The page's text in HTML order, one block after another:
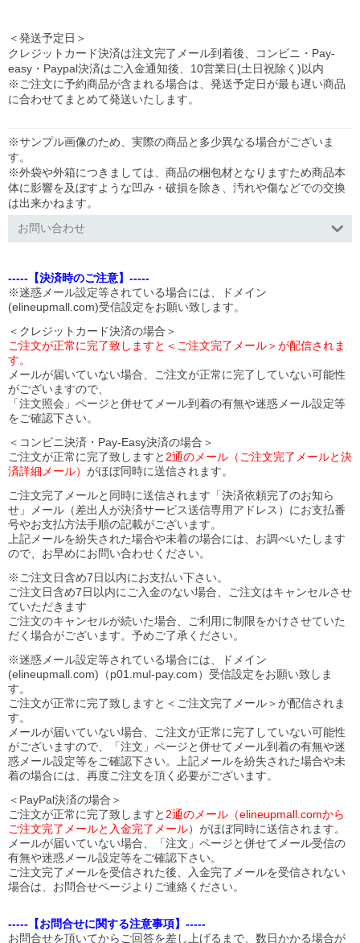
＜発送予定日＞
クレジットカード決済は注文完了メール到着後、コンビニ・Pay-
easy・Paypal決済はご入金通知後、10営業日(土日祝除く)以内
※ご注文に予約商品が含まれる場合は、発送予定日が最も遅い商品
に合わせてまとめて発送いたします。
※サンプル画像のため、実際の商品と多少異なる場合がございま
す。
※外袋や外箱につきましては、商品の梱包材となりますため商品本
体に影響を及ぼすような凹み・破損を除き、汚れや傷などでの交換
は出来かねます。
お問い合わせ
-----【決済時のご注意】-----
※迷惑メール設定等されている場合には、ドメイン
(elineupmall.com)受信設定をお願い致します。
＜クレジットカード決済の場合＞
ご注文が正常に完了致しますと＜ご注文完了メール＞が配信されま
す。
メールが届いていない場合、ご注文が正常に完了していない可能性
がございますので、
「注文照会」ページと併せてメール到着の有無や迷惑メール設定等
をご確認下さい。
＜コンビニ決済・Pay-Easy決済の場合＞
ご注文が正常に完了致しますと 2通のメール（ご注文完了メールと決
済詳細メール） がほぼ同時に送信されます。
ご注文完了メールと同時に送信されます「決済依頼完了のお知ら
せ」メール（差出人が決済サービス送信専用アドレス）にお支払番
号やお支払方法手順の記載がございます。
上記メールを紛失された場合や未着の場合には、お調べいたします
ので、お早めにお問い合わせください。
※ご注文日含め7日以内にお支払い下さい。
ご注文日含め7日以内にご入金のない場合、ご注文はキャンセルさせ
ていただきます
ご注文のキャンセルが続いた場合、ご利用に制限をかけさせていた
だく場合がございます。予めご了承ください。
※迷惑メール設定等されている場合には、ドメイン
(elineupmall.com)（p01.mul-pay.com）受信設定をお願い致しま
す。
ご注文が正常に完了致しますと＜ご注文完了メール＞が配信されま
す。
メールが届いていない場合、ご注文が正常に完了していない可能性
がございますので、「注文」ページと併せてメール到着の有無や迷
惑メール設定等をご確認下さい。
上記メールを紛失された場合や未
着の場合には、再度ご注文を頂く必要がございます。
＜PayPal決済の場合＞
ご注文が正常に完了致しますと 2通のメール（elineupmall.comから
ご注文完了メールと入金完了メール）がほぼ同時に送信されます。
メールが届いていない場合、「注文」ページと併せてメール受信の
有無や迷惑メール設定等をご確認下さい。
ご注文完了メールを受信された後、入金完了メールを受信されない
場合は、お問合せページよりご連絡ください。
-----【お問合せに関する注意事項】-----
お問合せを頂いてからご回答を差し上げるまで、数日かかる場合が